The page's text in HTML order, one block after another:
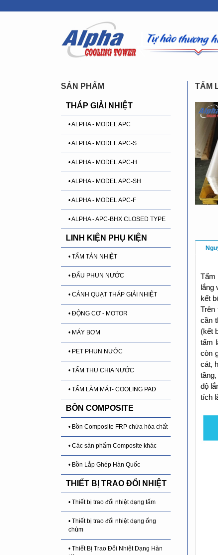
TẤM
Tấm
lắng
kết
Trên
cần
(kết
tấm
còn
cát,
độ
tích
SẢN PHẨM
THÁP GIẢI NHIỆT
• ALPHA - MODEL APC
• ALPHA - MODEL APC-S
• ALPHA - MODEL APC-H
• ALPHA - MODEL APC-SH
• ALPHA - MODEL APC-F
• ALPHA - APC-BHX CLOSED TYPE
LINH KIỆN PHỤ KIỆN
• TẤM TẢN NHIỆT
• ĐẤU PHUN NƯỚC
• CÁNH QUẠT THÁP GIẢI NHIỆT
• ĐỘNG CƠ - MOTOR
• MÁY BƠM
• PET PHUN NƯỚC
• TẤM THU CHIA NƯỚC
• TẤM LÀM MÁT- COOLING PAD
BỒN COMPOSITE
• Bồn Composite FRP chứa hóa chất
• Các sản phẩm Composite khác
• Bồn Lắp Ghép Hàn Quốc
THIẾT BỊ TRAO ĐỔI NHIỆT
• Thiết bị trao đổi nhiệt dạng tấm
• Thiết bị trao đổi nhiệt dạng ống
chùm
• Thiết Bị Trao Đổi Nhiệt Dạng Hàn